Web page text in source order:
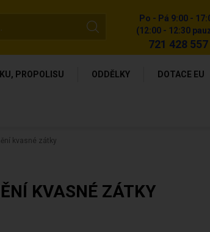
Po - Pá 9:00 -
(12:00 - 12:30
721 428 557
PROPOLISU ODDĚLKY DOTACE EU
kvasné zátky
KVASNÉ ZÁTKY